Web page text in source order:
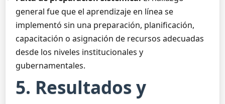
general fue que el aprendizaje en línea se
implementó sin una preparación, planificación,
capacitación o asignación de recursos adecuadas
desde los niveles institucionales y
gubernamentales.
5. Resultados y